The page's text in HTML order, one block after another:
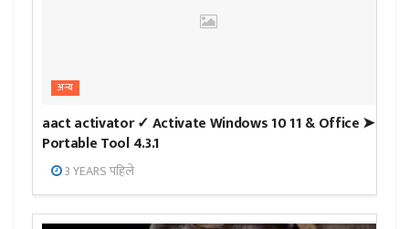
अन्य
aact activator ✓ Activate Windows 10 11 & Office ➤
Portable Tool 4.3.1
3 YEARS पहिले